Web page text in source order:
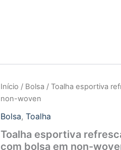
Início / Bolsa / Toalha esportiva
non-woven
Bolsa,Toalha
Toalha esportiva
com bolsa em non-